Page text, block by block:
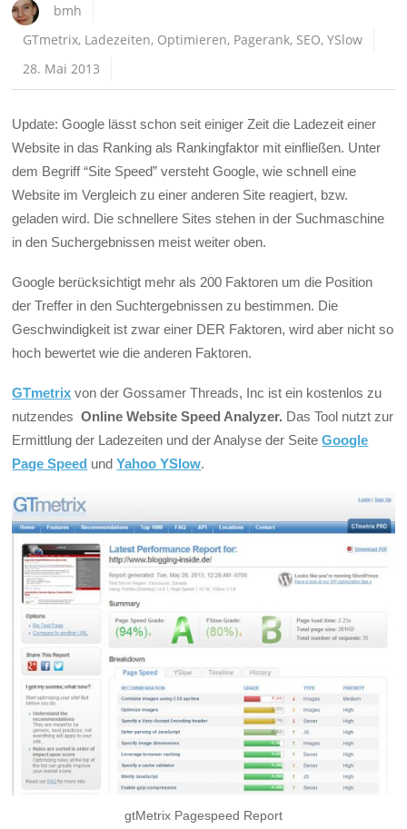
bmh
GTmetrix, Ladezeiten, Optimieren, Pagerank, SEO,YSlow
28. Mai 2013
Update: Google lässt schon seit einiger Zeit die Ladezeit einer
Website in das Ranking als Rankingfaktor mit einfließen. Unter
dem Begriff “Site Speed” versteht Google, wie schnell eine
Website im Vergleich zu einer anderen Site reagiert, bzw.
geladen wird. Die schnellere Sites stehen in der Suchmaschine
in den Suchergebnissen meist weiter oben.
Google berücksichtigt mehr als 200 Faktoren um die Position
der Treffer in den Suchtergebnissen zu bestimmen. Die
Geschwindigkeit ist zwar einer DER Faktoren, wird aber nicht so
hoch bewertet wie die anderen Faktoren.
GTmetrix von der Gossamer Threads, Inc ist ein kostenlos zu
nutzendesOnline Website Speed Analyzer. Das Tool nutzt zur
Ermittlung der Ladezeiten und der Analyse der SeiteGoogle
Page Speed undYahoo YSlow.
gtMetrix Pagespeed Report